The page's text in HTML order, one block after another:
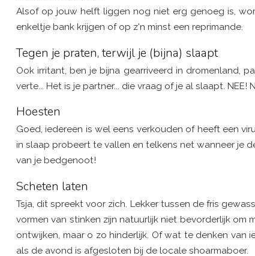
Alsof op jouw helft liggen nog niet erg genoeg is,
enkeltje bank krijgen of op z'n minst een reprimande.
Tegen je praten, terwijl je (bijna) slaapt
Ook irritant, ben je bijna gearriveerd in dromenland,
verte... Het is je partner... die vraag of je al slaapt. NEE!
Hoesten
Goed, iedereen is wel eens verkouden of heeft een
in slaap probeert te vallen en telkens net wanneer je
van je bedgenoot!
Scheten laten
Tsja, dit spreekt voor zich. Lekker tussen de fris
vormen van stinken zijn natuurlijk niet bevorderlijk
ontwijken, maar o zo hinderlijk. Of wat te denken van
als de avond is afgesloten bij de locale shoarmaboer.